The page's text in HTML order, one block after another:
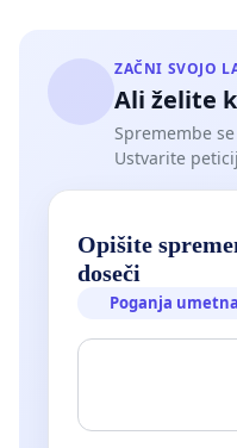
ZAČNI SVOJO
Ali želite
Spremembe
Ustvarite
Opišite
doseči
Poganja